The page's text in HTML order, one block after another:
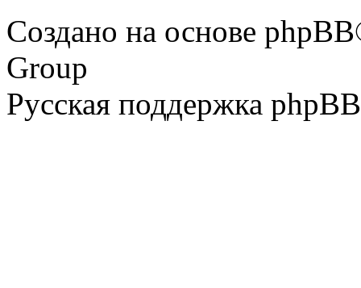
Создано на основе
Group
Русская поддержка phpBB